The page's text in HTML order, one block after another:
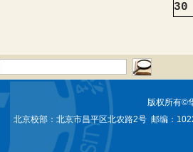
30
版权所有©
北京校部：北京市昌平区北农路2号 邮编：